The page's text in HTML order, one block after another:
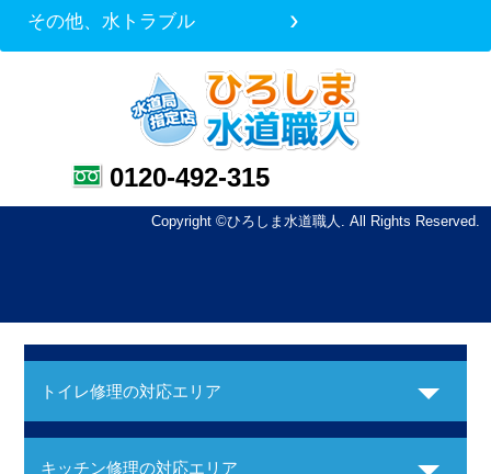
その他、水トラブル
0120-492-315
Copyright ©ひろしま水道職人. All Rights Reserved.
トイレ修理の対応エリア
キッチン修理の対応エリア